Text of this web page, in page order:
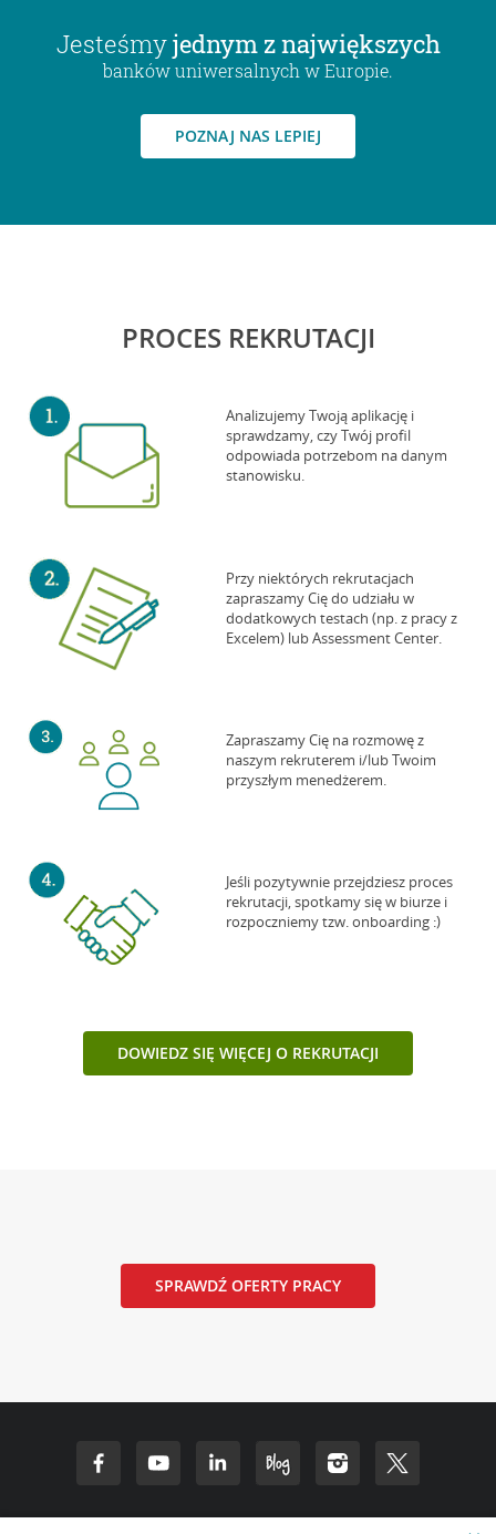
Jesteśmyjednym z największych
banków uniwersalnych w Europie.
POZNAJ NAS LEPIEJ
PROCES REKRUTACJI
Analizujemy Twoją aplikację i
sprawdzamy, czy Twój profil
odpowiada potrzebom na danym
stanowisku.
Przy niektórych rekrutacjach
zapraszamy Cię do udziału w
dodatkowych testach (np. z pracy z
Excelem) lub Assessment Center.
Zapraszamy Cię na rozmowę z
naszym rekruterem i/lub Twoim
przyszłym menedżerem.
Jeśli pozytywnie przejdziesz proces
rekrutacji, spotkamy się w biurze i
rozpoczniemy tzw. onboarding :)
DOWIEDZ SIĘ WIĘCEJ O REKRUTACJI
SPRAWDŹ OFERTY PRACY